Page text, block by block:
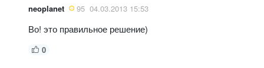
neoplanet 95 04.03.2013 15:53
Во! это правильное решение)
0